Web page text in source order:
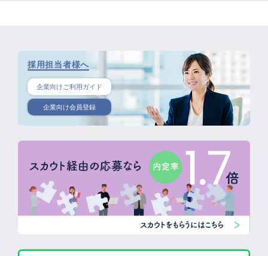
採用担当者様へ
企業向けご利用ガイド
企業向け会員登録